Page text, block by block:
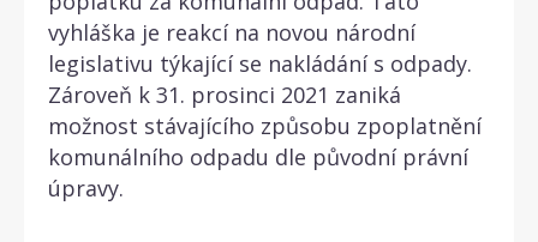
vyhláška je reakcí na novou národní
legislativu týkající se nakládání s odpady.
Zároveň k 31. prosinci 2021 zaniká
možnost stávajícího způsobu zpoplatnění
komunálního odpadu dle původní právní
úpravy.